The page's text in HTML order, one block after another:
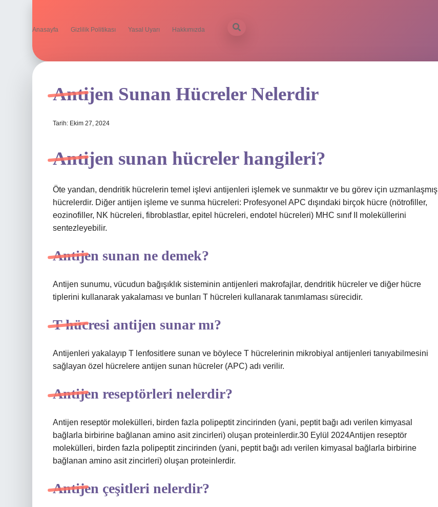
Anasayfa Gizlilik Politikası Yasal Uyarı Hakkımızda
Antijen Sunan Hücreler Nelerdir
Tarih: Ekim 27, 2024
Antijen sunan hücreler hangileri?
Öte yandan, dendritik hücrelerin temel işlevi antijenleri işlemek ve sunmaktır ve bu görev için uzmanlaşmış
hücrelerdir. Diğer antijen işleme ve sunma hücreleri: Profesyonel APC dışındaki birçok hücre (nötrofiller,
eozinofiller, NK hücreleri, fibroblastlar, epitel hücreleri, endotel hücreleri) MHC sınıf II moleküllerini
sentezleyebilir.
Antijen sunan ne demek?
Antijen sunumu, vücudun bağışıklık sisteminin antijenleri makrofajlar, dendritik hücreler ve diğer hücre
tiplerini kullanarak yakalaması ve bunları T hücreleri kullanarak tanımlaması sürecidir.
T hücresi antijen sunar mı?
Antijenleri yakalayıp T lenfositlere sunan ve böylece T hücrelerinin mikrobiyal antijenleri tanıyabilmesini
sağlayan özel hücrelere antijen sunan hücreler (APC) adı verilir.
Antijen reseptörleri nelerdir?
Antijen reseptör molekülleri, birden fazla polipeptit zincirinden (yani, peptit bağı adı verilen kimyasal
bağlarla birbirine bağlanan amino asit zincirleri) oluşan proteinlerdir.30 Eylül 2024Antijen reseptör
molekülleri, birden fazla polipeptit zincirinden (yani, peptit bağı adı verilen kimyasal bağlarla birbirine
bağlanan amino asit zincirleri) oluşan proteinlerdir.
Antijen çeşitleri nelerdir?